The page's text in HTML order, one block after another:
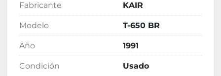
Fabricante KAIR
Modelo T-650 BR
Año 1991
Condición Usado